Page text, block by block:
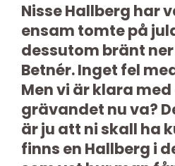
Nisse Hallberg har
ensam tomte på
dessutom bränt
Betnér. Inget fel
Men vi är klara
grävandet nu va?
är ju att ni skall ha
finns en Hallberg i